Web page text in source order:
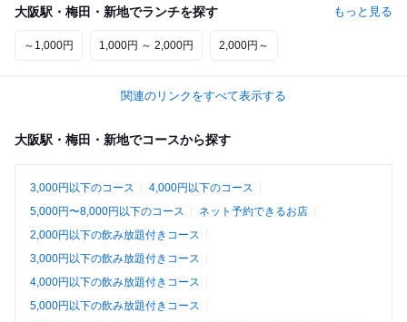
大阪駅・梅田・新地でランチを探す もっと見る
～1,000円 1,000円 ～ 2,000円 2,000円～
関連のリンクをすべて表示する
大阪駅・梅田・新地でコースから探す
3,000円以下のコース
4,000円以下のコース
5,000円〜8,000円以下のコース
ネット予約できるお店
2,000円以下の飲み放題付きコース
3,000円以下の飲み放題付きコース
4,000円以下の飲み放題付きコース
5,000円以下の飲み放題付きコース